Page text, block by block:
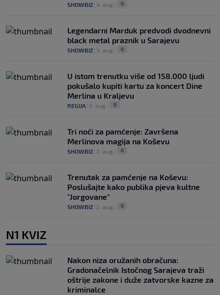
SHOWBIZ 4. aug. 0
Legendarni Marduk predvodi dvodnevni
black metal praznik u Sarajevu
SHOWBIZ 3. aug. 0
U istom trenutku više od 158.000 ljudi
pokušalo kupiti kartu za koncert Dine
Merlina u Kraljevu
REGIJA 3. aug. 0
Tri noći za pamćenje: Završena
Merlinova magija na Koševu
SHOWBIZ 2. aug. 0
Trenutak za pamćenje na Koševu:
Poslušajte kako publika pjeva kultne
"Jorgovane"
SHOWBIZ 2. aug. 0
N1 KVIZ
Nakon niza oružanih obračuna:
Gradonačelnik Istočnog Sarajeva traži
oštrije zakone i duže zatvorske kazne za
kriminalce